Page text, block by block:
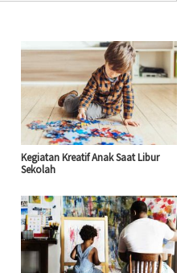
Kegiatan Kreatif Anak Saat Libur
Sekolah